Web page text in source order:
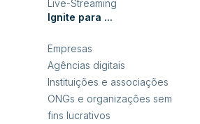
Live-Streaming
Ignite para ...
Empresas
Agências digitais
Instituições e associações
ONGs e organizações sem
fins lucrativos